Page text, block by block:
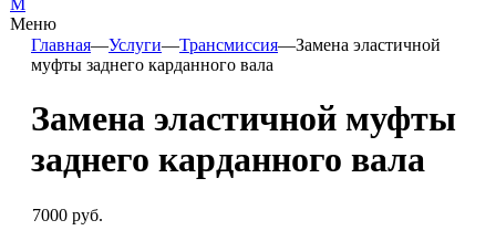
М
Меню
Главная—Услуги—Трансмиссия—Замена эластичной
муфты заднего карданного вала
Замена эластичной муфты
заднего карданного вала
7000 руб.